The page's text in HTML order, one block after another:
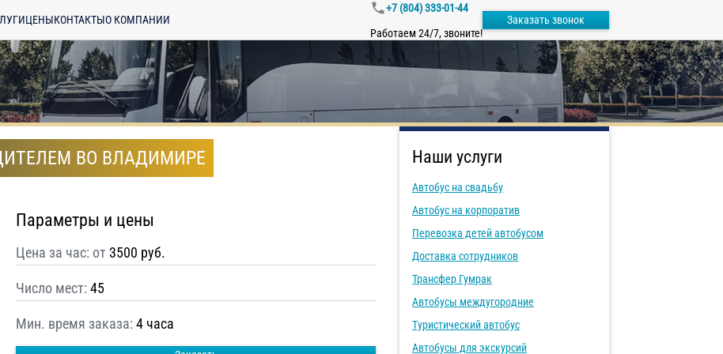
ЦЕНЫКОНТАКТЫО КОМПАНИИ
+7 (804) 333-01-44
Работаем 24/7, звоните!
Заказать звонок
ВО ВЛАДИМИРЕ
Параметры и цены
Цена за час: от 3500 руб.
Число мест: 45
Мин. время заказа: 4 часа
Наши услуги
Автобус на свадьбу
Автобус на корпоратив
Перевозка детей автобусом
Доставка сотрудников
Трансфер Гумрак
Автобусы междугородние
Туристический автобус
Автобусы для экскурсий